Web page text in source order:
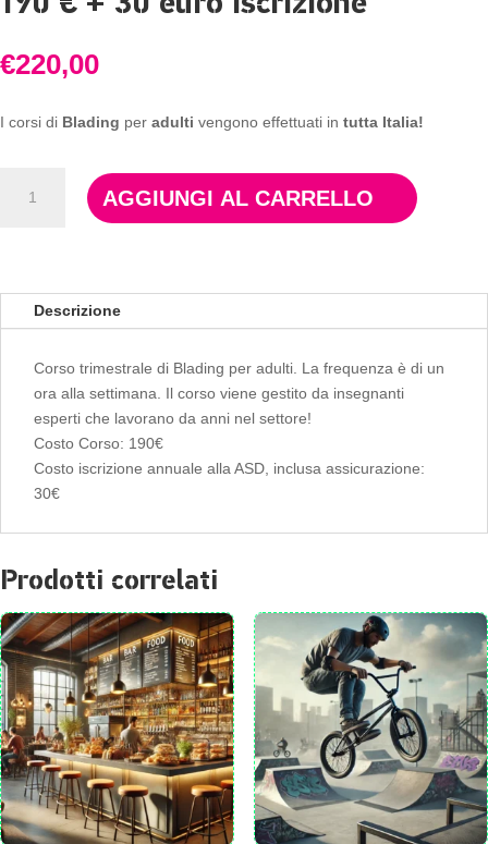
€220,00
I corsi di Blading per adulti vengono effettuati in tutta Italia!
Blading
190
iscrizione
quantità
AGGIUNGI AL CARRELLO
Descrizione
Corso trimestrale di Blading per adulti. La frequenza è di un
ora alla settimana. Il corso viene gestito da insegnanti
esperti che lavorano da anni nel settore!
Costo Corso: 190€
Costo iscrizione annuale alla ASD, inclusa assicurazione:
30€
Prodotti correlati